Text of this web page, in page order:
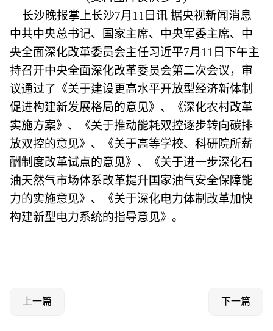
长沙晚报掌上长沙7月11日讯 据央视新闻消息
中共中央总书记、国家主席、中央军委主席、中
央全面深化改革委员会主任习近平7月11日下午主
持召开中央全面深化改革委员会第二次会议，审
议通过了《关于建设更高水平开放型经济新体制
促进构建新发展格局的意见》、《深化农村改革
实施方案》、《关于推动能耗双控逐步转向碳排
放双控的意见》、《关于高等学校、科研院所薪
酬制度改革试点的意见》、《关于进一步深化石
油天然气市场体系改革提升国家油气安全保障能
力的实施意见》、《关于深化电力体制改革加快
构建新型电力系统的指导意见》。
上一篇 下一篇